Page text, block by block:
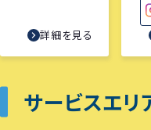
詳細を見る
サービスエリ